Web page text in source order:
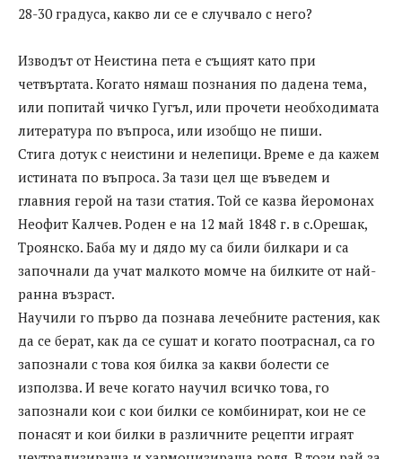
28-30 градуса, какво ли се е случвало с него?
Изводът от Неистина пета е същият като при
четвъртата. Когато нямаш познания по дадена тема,
или попитай чичко Гугъл, или прочети необходимата
литература по въпроса, или изобщо не пиши.
Стига дотук с неистини и нелепици. Време е да кажем
истината по въпроса. За тази цел ще въведем и
главния герой на тази статия. Той се казва йеромонах
Неофит Калчев. Роден е на 12 май 1848 г. в с.Орешак,
Троянско. Баба му и дядо му са били билкари и са
започнали да учат малкото момче на билките от най-
ранна възраст.
Научили го първо да познава лечебните растения, как
да се берат, как да се сушат и когато поотраснал, са го
запознали с това коя билка за какви болести се
използва. И вече когато научил всичко това, го
запознали кои с кои билки се комбинират, кои не се
понасят и кои билки в различните рецепти играят